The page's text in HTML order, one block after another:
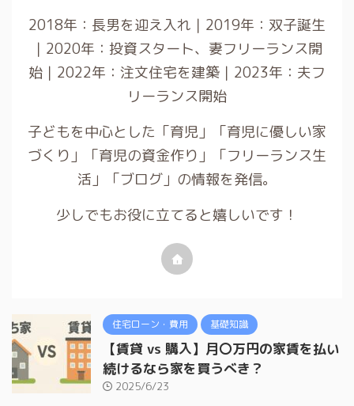
2018年：長男を迎え入れ｜2019年：双子誕生
｜2020年：投資スタート、妻フリーランス開
始｜2022年：注文住宅を建築｜2023年：夫フ
リーランス開始
子どもを中心とした「育児」「育児に優しい家
づくり」「育児の資金作り」「フリーランス生
活」「ブログ」の情報を発信。
少しでもお役に立てると嬉しいです！
住宅ローン・費用 基礎知識
【賃貸 vs 購入】月〇万円の家賃を払い
続けるなら家を買うべき？
2025/6/23